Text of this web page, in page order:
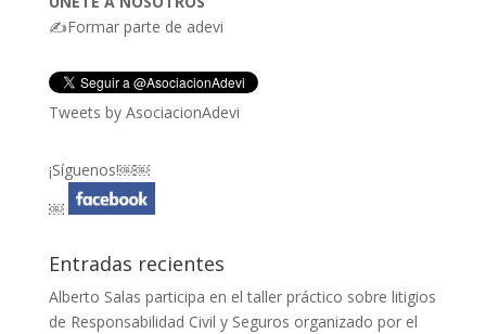
✍Formar parte de adevi
Tweets by AsociacionAdevi
¡Síguenos!￼￼
￼
Entradas recientes
Alberto Salas participa en el taller práctico sobre litigios
de Responsabilidad Civil y Seguros organizado por el